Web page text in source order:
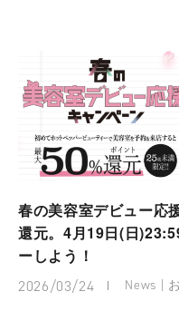
春の美容室デビュー応
還元。4月19日(日
ーしよう！
2026/03/24 News |